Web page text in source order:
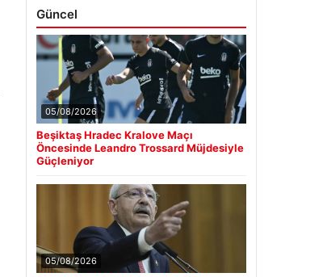
Güncel
05/08/2026
Beşiktaş Hradec Kralove Maçı
Öncesinde Leandro Trossard Müjdesiyle
Güçleniyor
05/08/2026